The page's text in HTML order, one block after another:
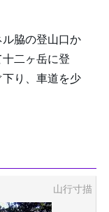
脇の登山口か
二ヶ岳に登
り、車道を少
山行寸描